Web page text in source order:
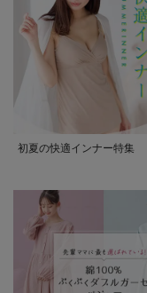
初夏の快適インナー特集